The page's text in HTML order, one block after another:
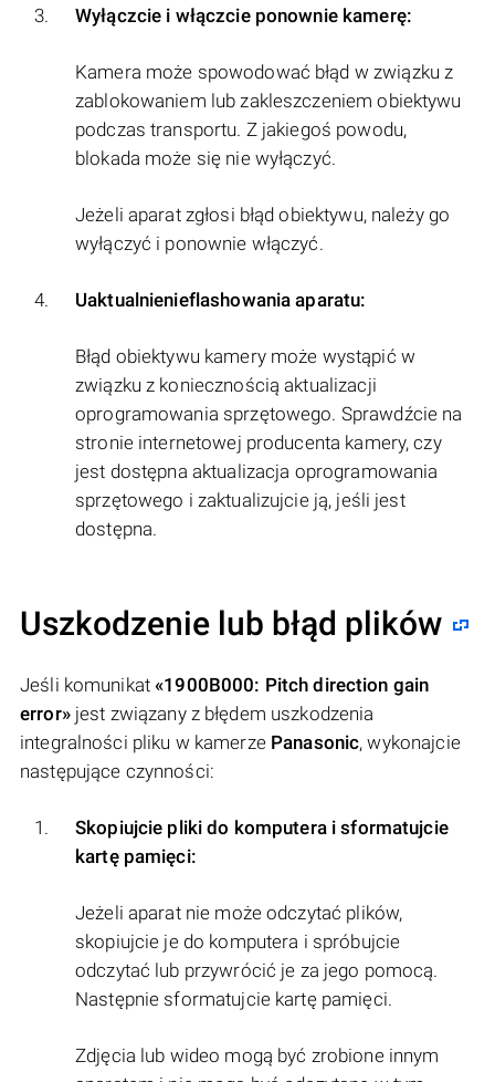
Wyłączcie i włączcie ponownie kamerę:
Kamera może spowodować błąd w związku z
zablokowaniem lub zakleszczeniem obiektywu
podczas transportu. Z jakiegoś powodu,
blokada może się nie wyłączyć.
Jeżeli aparat zgłosi błąd obiektywu, należy go
wyłączyć i ponownie włączyć.
Uaktualnienieflashowania aparatu:
Błąd obiektywu kamery może wystąpić w
związku z koniecznością aktualizacji
oprogramowania sprzętowego. Sprawdźcie na
stronie internetowej producenta kamery, czy
jest dostępna aktualizacja oprogramowania
sprzętowego i zaktualizujcie ją, jeśli jest
dostępna.
Uszkodzenie lub błąd plików
Jeśli komunikat«1900B000: Pitch direction gain
error»jest związany z błędem uszkodzenia
integralności pliku w kamerze Panasonic, wykonajcie
następujące czynności:
Skopiujcie pliki do komputera i sformatujcie
kartę pamięci:
Jeżeli aparat nie może odczytać plików,
skopiujcie je do komputera i spróbujcie
odczytać lub przywrócić je za jego pomocą.
Następnie sformatujcie kartę pamięci.
Zdjęcia lub wideo mogą być zrobione innym